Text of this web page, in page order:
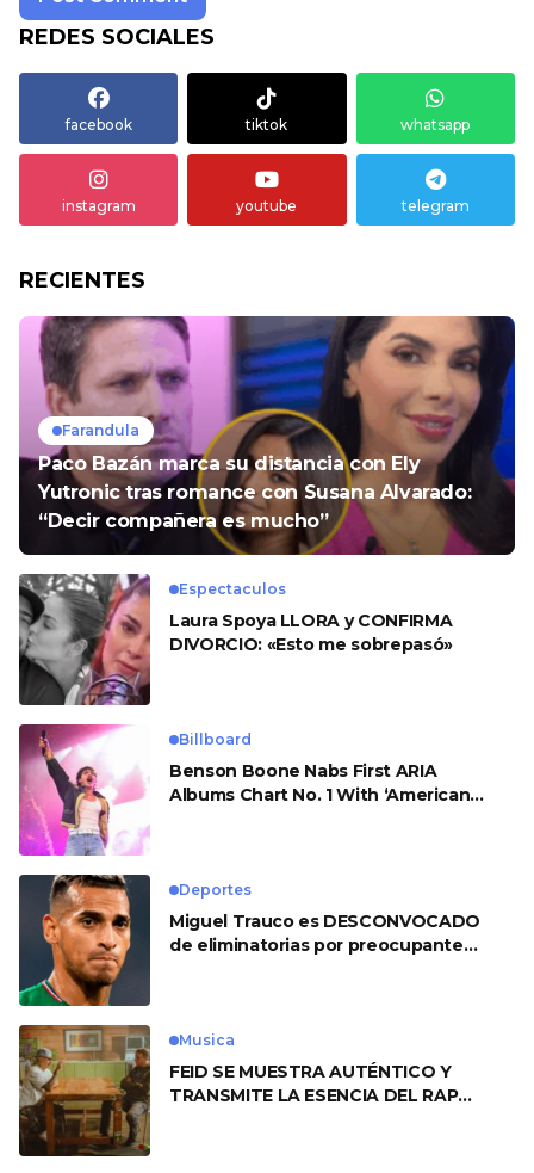
REDES SOCIALES
facebook tiktok whatsapp
instagram youtube telegram
RECIENTES
Farandula
Paco Bazán marca su distancia con Ely
Yutronic tras romance con Susana Alvarado:
“Decir compañera es mucho”
Espectaculos
Laura Spoya LLORA y CONFIRMA
DIVORCIO: «Esto me sobrepasó»
Billboard
Benson Boone Nabs First ARIA
Albums Chart No. 1 With ‘American
Deportes
Miguel Trauco es DESCONVOCADO
de eliminatorias por preocupante
Musica
FEID SE MUESTRA AUTÉNTICO Y
TRANSMITE LA ESENCIA DEL RAP